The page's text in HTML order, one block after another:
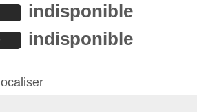
indisponible
indisponible